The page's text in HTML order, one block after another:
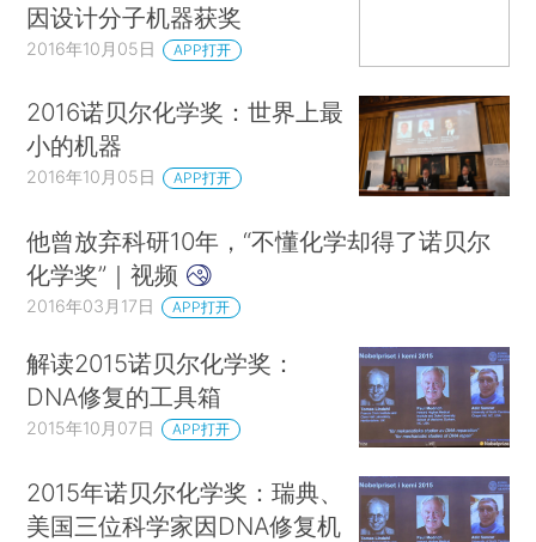
因设计分子机器获奖
2016年10月05日 APP打开
2016诺贝尔化学奖：世界上最
小的机器
2016年10月05日 APP打开
他曾放弃科研10年，“不懂化学却得了诺贝尔
化学奖”｜视频
2016年03月17日 APP打开
解读2015诺贝尔化学奖：
DNA修复的工具箱
2015年10月07日 APP打开
2015年诺贝尔化学奖：瑞典、
美国三位科学家因DNA修复机